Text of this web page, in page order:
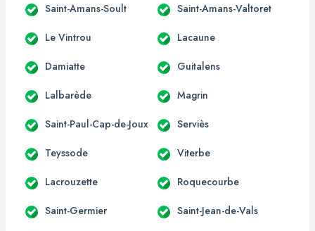
Saint-Amans-Soult Saint-Amans-Valtoret
Le Vintrou Lacaune
Damiatte Guitalens
Lalbarède Magrin
Saint-Paul-Cap-de-Joux Serviès
Teyssode Viterbe
Lacrouzette Roquecourbe
Saint-Germier Saint-Jean-de-Vals